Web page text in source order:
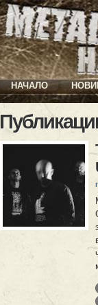
НАЧАЛО